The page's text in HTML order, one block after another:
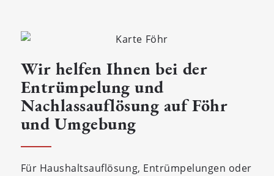
Wir helfen Ihnen bei der
Entrümpelung und
Nachlassauflösung auf Föhr
und Umgebung
Für Haushaltsauflösung, Entrümpelungen oder